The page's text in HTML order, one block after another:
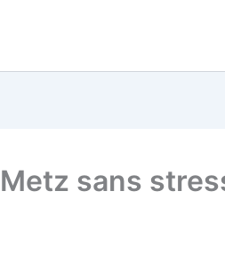
sans